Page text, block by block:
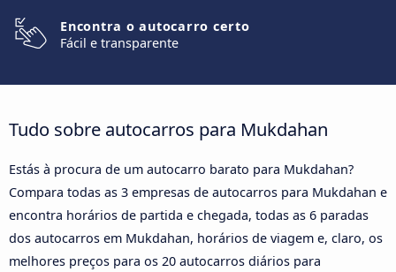
Encontra o autocarro certo
Fácil e transparente
Tudo sobre autocarros para Mukdahan
Estás à procura de um autocarro barato para Mukdahan?
Compara todas as 3 empresas de autocarros para Mukdahan e
encontra horários de partida e chegada, todas as 6 paradas
dos autocarros em Mukdahan, horários de viagem e, claro, os
melhores preços para os 20 autocarros diários para